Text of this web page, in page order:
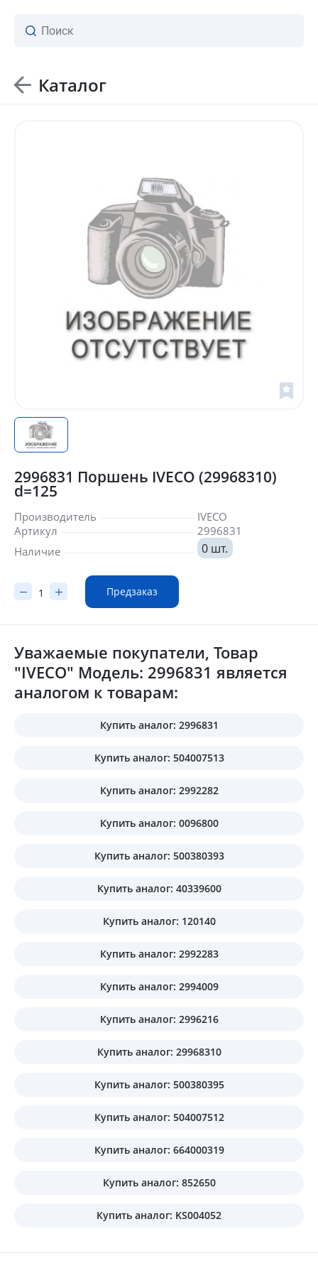
Каталог
2996831 Поршень IVECO (29968310)
d=125
Производитель
IVECO
Артикул
2996831
Наличие
0 шт.
Предзаказ
Уважаемые покупатели, Товар
"IVECO" Модель: 2996831 является
аналогом к товарам:
Купить аналог: 2996831
Купить аналог: 504007513
Купить аналог: 2992282
Купить аналог: 0096800
Купить аналог: 500380393
Купить аналог: 40339600
Купить аналог: 120140
Купить аналог: 2992283
Купить аналог: 2994009
Купить аналог: 2996216
Купить аналог: 29968310
Купить аналог: 500380395
Купить аналог: 504007512
Купить аналог: 664000319
Купить аналог: 852650
Купить аналог: KS004052